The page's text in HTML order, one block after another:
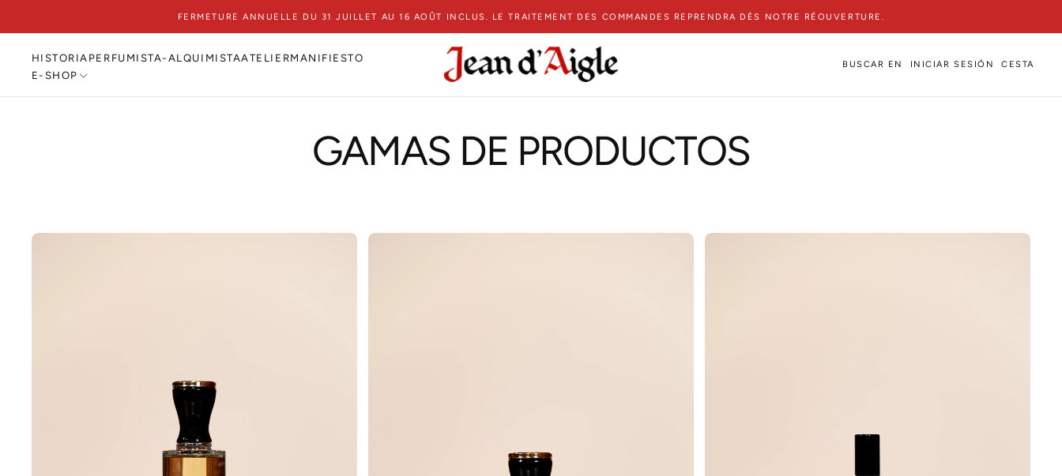
CONTENIDO
FERMETURE ANNUELLE DU 31 JUILLET AU 16 AOÛT INCLUS. LE TRAITEMENT DES COMMANDES REPRENDRA DÈS NOTRE RÉOUVERTURE.
HISTORIAPERFUMISTA-ALQUIMISTAATELIERMANIFIESTO
E-SHOP
BUSCAR EN INICIAR SESIÓN CESTA
GAMAS DE PRODUCTOS